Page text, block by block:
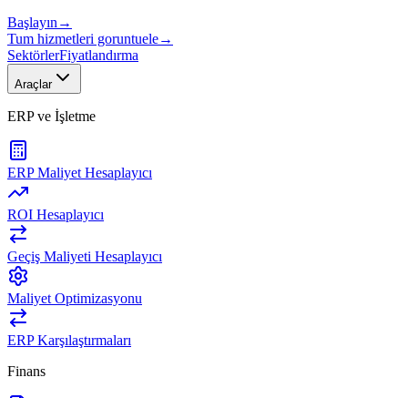
Başlayın →
Tum hizmetleri goruntuele→
SektörlerFiyatlandırma
Araçlar
ERP ve İşletme
ERP Maliyet Hesaplayıcı
ROI Hesaplayıcı
Geçiş Maliyeti Hesaplayıcı
Maliyet Optimizasyonu
ERP Karşılaştırmaları
Finans